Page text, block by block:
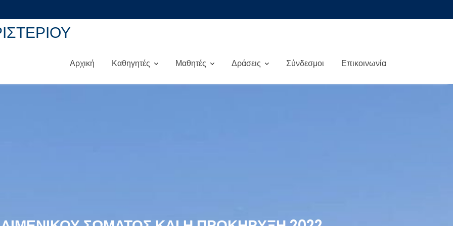
Αρχική Καθηγητές Μαθητές Δράσεις Σύνδεσμοι Επικοινωνία